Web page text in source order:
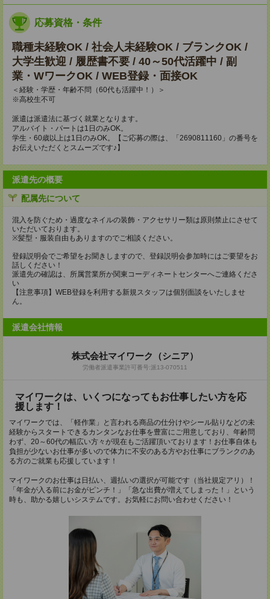
応募資格・条件
職種未経験OK / 社会人未経験OK / ブランクOK /
大学生歓迎 / 履歴書不要 / 40～50代活躍中 / 副
業・WワークOK / WEB登録・面接OK
＜経験・学歴・年齢不問（60代も活躍中！）＞
※高校生不可
派遣は派遣法に基づく就業となります。
アルバイト・パートは1日のみOK。
学生・60歳以上は1日のみOK。【ご応募の際は、「2690811160」の番号を
お伝えいただくとスムーズです♪】
派遣先の概要
配属先について
混入を防ぐため・過度なネイルの装飾・アクセサリー類は原則禁止にさせて
いただいております。
※髪型・服装自由もありますのでご相談ください。
登録説明会でご希望をお聞きしますので、登録説明会参加時にはご要望をお
話しください！
派遣先の確認は、所属営業所か関東コーディネートセンターへご連絡くださ
い
【注意事項】WEB登録を利用する新規スタッフは個別面談をいたしませ
ん。
派遣会社情報
株式会社マイワーク（シニア）
労働者派遣事業許可番号:派13-070511
マイワークは、いくつになってもお仕事したい方を応
援します！
マイワークでは、「軽作業」と言われる商品の仕分けやシール貼りなどの未
経験からスタートできるカンタンなお仕事を豊富にご用意しており、年齢問
わず、20～60代の幅広い方々が現在もご活躍頂いております！お仕事自体も
負担が少ないお仕事が多いので体力に不安のある方やお仕事にブランクのあ
る方のご就業も応援しています！
マイワークのお仕事は日払い、週払いの選択が可能です（当社規定アリ）！
「年金が入る前にお金がピンチ！」「急な出費が増えてしまった！」という
時も、助かる嬉しいシステムです。お気軽にお問い合わせください！